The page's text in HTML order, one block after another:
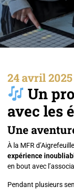
24 avril 2025
Un
avec les
Une
À la MFR
expérience
en bout avec
Pendant plusieurs